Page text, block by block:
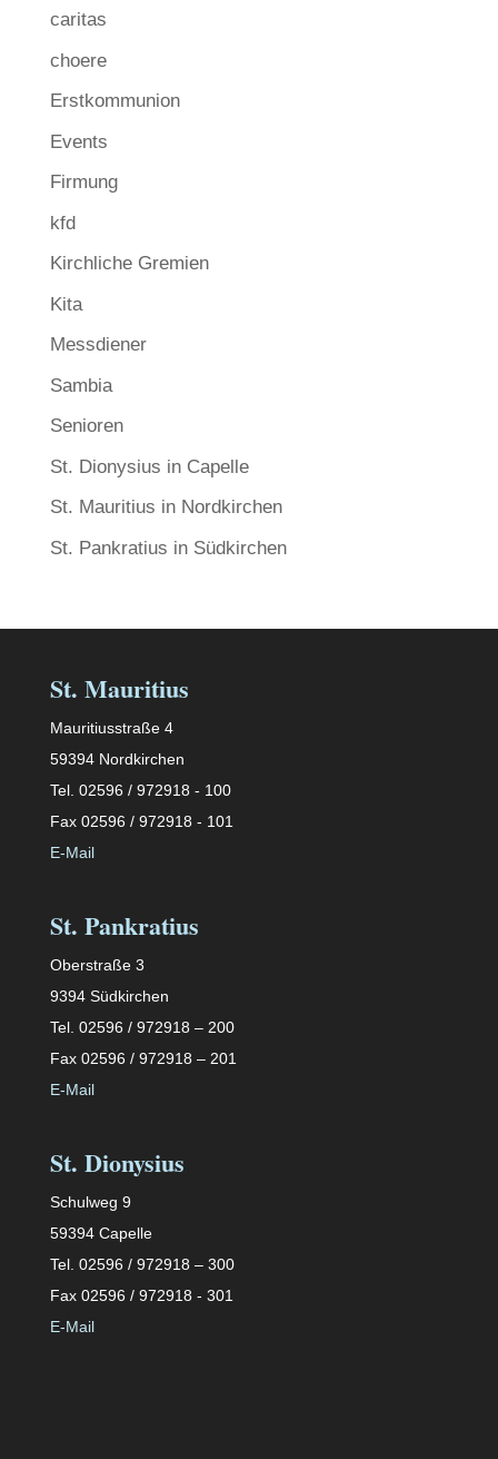
caritas
choere
Erstkommunion
Events
Firmung
kfd
Kirchliche Gremien
Kita
Messdiener
Sambia
Senioren
St. Dionysius in Capelle
St. Mauritius in Nordkirchen
St. Pankratius in Südkirchen
St. Mauritius
Mauritiusstraße 4
59394 Nordkirchen
Tel. 02596 / 972918 - 100
Fax 02596 / 972918 - 101
E-Mail
St. Pankratius
Oberstraße 3
9394 Südkirchen
Tel. 02596 / 972918 – 200
Fax 02596 / 972918 – 201
E-Mail
St. Dionysius
Schulweg 9
59394 Capelle
Tel. 02596 / 972918 – 300
Fax 02596 / 972918 - 301
E-Mail